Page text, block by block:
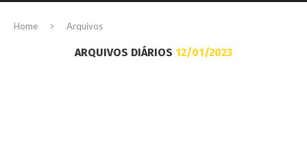
Home Arquivos
ARQUIVOS DIÁRIOS 12/01/2023